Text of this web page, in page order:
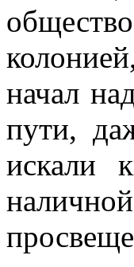
начал
пути,
искали